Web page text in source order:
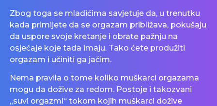
Zbog toga se mladićima savjetuje da, u trenutku
kada primijete da se orgazam približava, pokušaju
da uspore svoje kretanje i obrate pažnju na
osjećaje koje tada imaju. Tako ćete produžiti
orgazam i učiniti ga jačim.
Nema pravila o tome koliko muškarci orgazama
mogu da dožive za redom. Postoje i takozvani
„suvi orgazmi“ tokom kojih muškarci dožive